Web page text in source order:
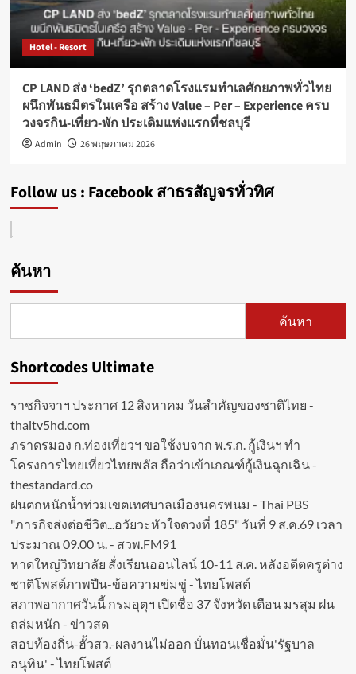
Hotel - Resort
CP LAND ส่ง ‘bedZ’ รุกตลาดโรงแรมทำเลศักยภาพทั่วไทย
ผนึกพันธมิตรในเครือ สร้าง Value – Per – Experience ครบ
วงจรกิน-เที่ยว-พัก ประเดิมแห่งแรกที่ชลบุรี
Admin 26 พฤษภาคม 2026
Follow us : Facebook สาธรสัญจรทั่วทิศ
ค้นหา
ค้นหา
Shortcodes Ultimate
ราชกิจจาฯ ประกาศ 12 สิงหาคม วันสำคัญของชาติไทย -
thaitv5hd.com
ภราดรมอง ก.ท่องเที่ยวฯ ขอใช้งบจาก พ.ร.ก. กู้เงินฯ ทำ
โครงการไทยเที่ยวไทยพลัส ถือว่าเข้าเกณฑ์กู้เงินฉุกเฉิน -
thestandard.co
ฝนตกหนักน้ำท่วมเขตเทศบาลเมืองนครพนม - Thai PBS
"ภารกิจส่งต่อชีวิต...อวัยวะหัวใจดวงที่ 185" วันที่ 9 ส.ค.69 เวลา
ประมาณ 09.00 น. - สวพ.FM91
หาดใหญ่วิทยาลัย สั่งเรียนออนไลน์ 10-11 ส.ค. หลังอดีตครูต่าง
ชาติโพสต์ภาพปืน-ข้อความข่มขู่ - ไทยโพสต์
สภาพอากาศวันนี้ กรมอุตุฯ เปิดชื่อ 37 จังหวัด เตือน มรสุม ฝน
ถล่มหนัก - ข่าวสด
สอบท้องถิ่น-ฮั้วสว.-ผลงานไม่ออก บั่นทอนเชื่อมั่น'รัฐบาล
อนุทิน' - ไทยโพสต์